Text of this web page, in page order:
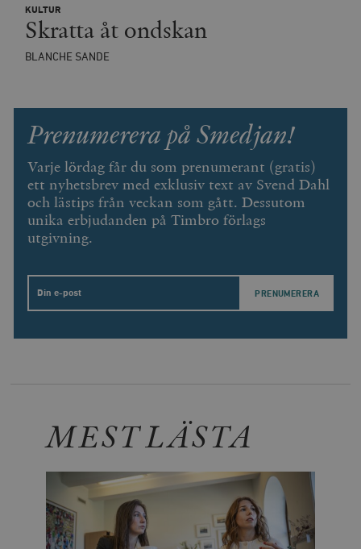
KULTUR
Skratta åt ondskan
BLANCHE SANDE
Prenumerera på Smedjan!
Varje lördag får du som prenumerant (gratis)
ett nyhetsbrev med exklusiv text av Svend Dahl
och lästips från veckan som gått. Dessutom
unika erbjudanden på Timbro förlags
utgivning.
Email
MEST LÄSTA